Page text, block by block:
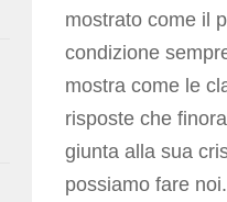
mostrato come il
condizione
mostra come le
risposte che
giunta alla sua
possiamo fare noi.